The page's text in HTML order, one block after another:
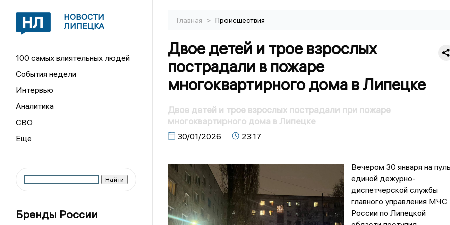
НОВОСТИ
ЛИПЕЦКА
100 самых влиятельных людей
События недели
Интервью
Аналитика
СВО
Бренды России
Главная > Происшествия
Двое детей и трое взрослых
пострадали в пожаре
многоквартирного дома в Липецке
Двое детей и трое взрослых пострадали при пожаре
многоквартирного дома в Липецке
30/01/2026 23:17
Вечером 30 января на
единой дежурно-
диспетчерской службы
главного управления МЧС
России по Липецкой